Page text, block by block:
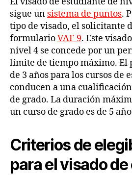
sigue un sistema de puntos.
tipo de visado, el solicitante
formularioVAF 9. Este
nivel 4 se concede por un
límite de tiempo máximo. El
de 3 años para los cursos de
conducen a una
de grado. La duración
un curso de grado es de 5
Criterios de
para el visado